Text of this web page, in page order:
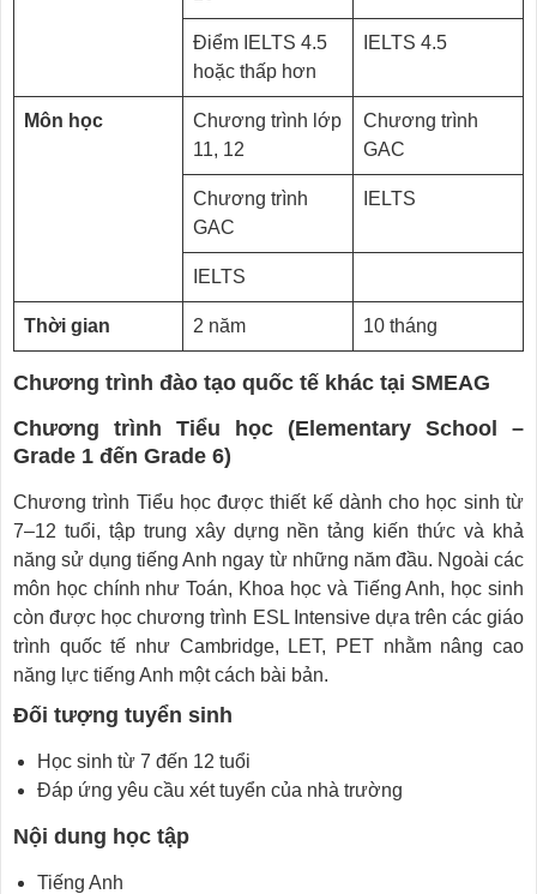
Điểm IELTS 4.5
hoặc thấp hơn
IELTS 4.5
Môn học
Chương trình lớp
11, 12
Chương trình
GAC
Chương trình
GAC
IELTS
IELTS
Thời gian 2 năm 10 tháng
Chương trình đào tạo quốc tế khác tại SMEAG
Chương trình Tiểu học (Elementary School –
Grade 1 đến Grade 6)
Chương trình Tiểu học được thiết kế dành cho học sinh từ
7–12 tuổi, tập trung xây dựng nền tảng kiến thức và khả
năng sử dụng tiếng Anh ngay từ những năm đầu. Ngoài các
môn học chính như Toán, Khoa học và Tiếng Anh, học sinh
còn được học chương trình ESL Intensive dựa trên các giáo
trình quốc tế như Cambridge, LET, PET nhằm nâng cao
năng lực tiếng Anh một cách bài bản.
Đối tượng tuyển sinh
Học sinh từ 7 đến 12 tuổi
Đáp ứng yêu cầu xét tuyển của nhà trường
Nội dung học tập
Tiếng Anh